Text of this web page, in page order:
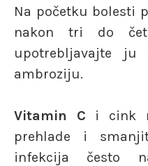
Na početku bolesti
nakon tri do
upotrebljavajte
ambroziju.
Vitamin C i cink
prehlade i
infekcija često